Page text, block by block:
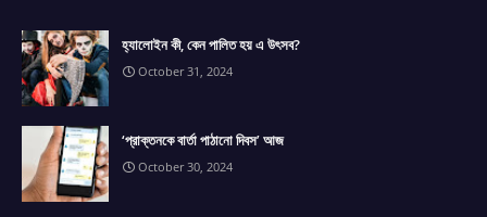
হ্যালোইন কী, কেন পালিত হয় এ উৎসব?
October 31, 2024
‘প্রাক্তনকে বার্তা পাঠানো দিবস’ আজ
October 30, 2024